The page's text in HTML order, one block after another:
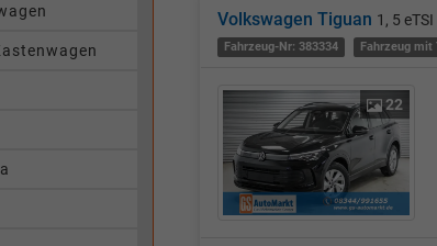
Volkswagen Tiguan 1, 5
Fahrzeug-Nr: 383334 Fahrzeug mit
22